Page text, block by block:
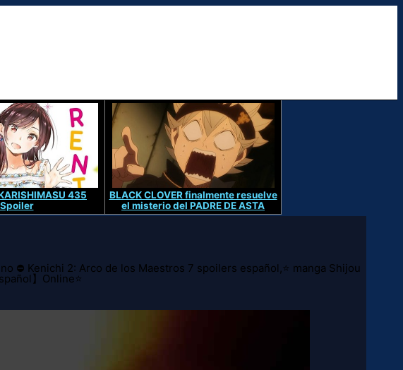
435
Spoiler
BLACK CLOVER finalmente resuelve
el misterio del PADRE DE ASTA
⛔ Kenichi 2: Arco de los Maestros 7 spoilers español,⭐ manga Shijou
】Online⭐